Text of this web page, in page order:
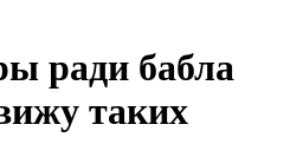
ради бабла
таких